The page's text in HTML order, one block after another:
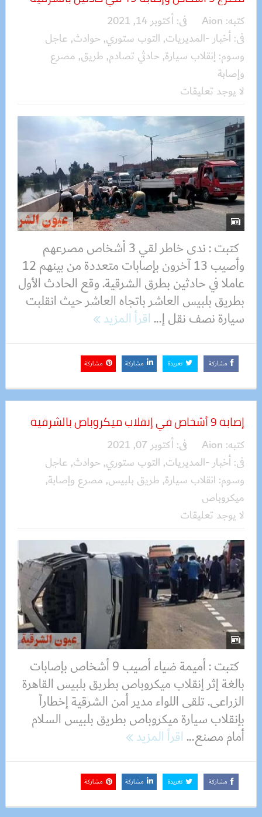
كتبه: Aion فى:أكتوبر 14, 2021
فى:أخبار -المديريات, التوب ستوري, حوادث, عاجل
وسوم: إنقلاب سيارة, حادثي تصادم, طريق, مصرع
وإصابة
لا يوجد تعليقات
كتبت : ندى خاطر لقي 3 أشخاص مصرعهم
وأصيب 13 آخرون بإصابات متعددة من بينهم 12
عاملا في حادثين بطرق الشرقية. وقع الحادث الأول
بطريق بلبيس العاشر باتجاه العاشر حيث انقلبت
سيارة نصف نقل إ...اقرأ المزيد
مشاركة تغريدة مشاركة مشاركة
إصابة 9 أشخاص في إنقلاب ميكروباص بالشرقية
كتبه: Aion فى:أكتوبر 07, 2021
فى:أخبار -المديريات, التوب ستوري, حوادث, عاجل
وسوم: انقلاب سيارة, طريق بلبيس, مصرع وإصابة,
ميكروباص
لا يوجد تعليقات
كتبت : أميمة ضياء أصيب 9 أشخاص بإصابات
بالغة إثر إنقلاب ميكروباص بطريق بلبيس القاهرة
الزراعى. تلقى اللواء مدير أمن الشرقية إخطاراً
بإنقلاب سيارة ميكروباص بطريق بلبيس السلام
أمام مصنع...اقرأ المزيد
مشاركة تغريدة مشاركة مشاركة